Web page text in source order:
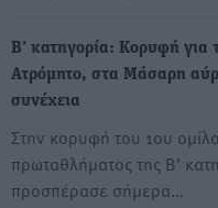
Β’ κατηγορία: Κορυφή για
Ατρόμητο, στα Μάσαρη
συνέχεια
Στην κορυφή του 1ου
πρωταθλήματος της Β’
προσπέρασε σήμερα…